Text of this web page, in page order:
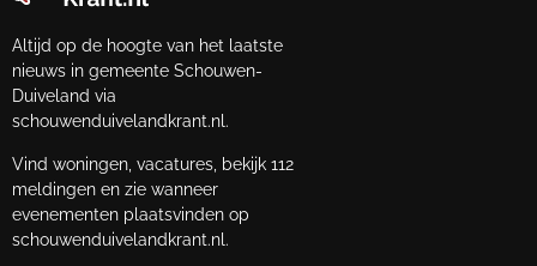
Altijd op de hoogte van het laatste
nieuws in gemeente Schouwen-
Duiveland via
schouwenduivelandkrant.nl.
Vind woningen, vacatures, bekijk 112
meldingen en zie wanneer
evenementen plaatsvinden op
schouwenduivelandkrant.nl.